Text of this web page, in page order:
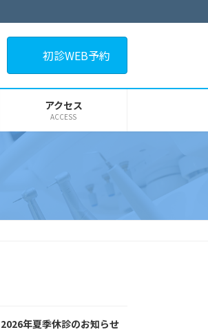
初診WEB予約
アクセス
ACCESS
2026年夏季休診のお知らせ